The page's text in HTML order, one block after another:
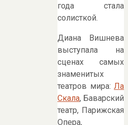
года стала
солисткой.
Диана Вишнева
выступала на
сценах самых
знаменитых
театров мира: Ла
Скала, Баварский
театр, Парижская
Опера,